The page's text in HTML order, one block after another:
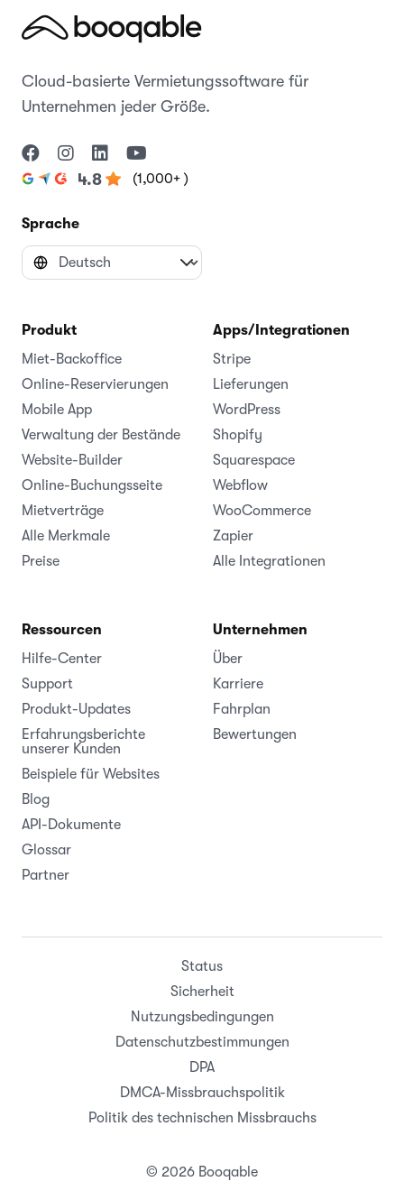
Cloud-basierte Vermietungssoftware für
Unternehmen jeder Größe.
4.8 (1,000+ )
Sprache
Produkt
Miet-Backoffice
Online-Reservierungen
Mobile App
Verwaltung der Bestände
Website-Builder
Online-Buchungsseite
Mietverträge
Alle Merkmale
Preise
Apps/Integrationen
Stripe
Lieferungen
WordPress
Shopify
Squarespace
Webflow
WooCommerce
Zapier
Alle Integrationen
Ressourcen
Hilfe-Center
Support
Produkt-Updates
Erfahrungsberichte
unserer Kunden
Beispiele für Websites
Blog
API-Dokumente
Glossar
Partner
Unternehmen
Über
Karriere
Fahrplan
Bewertungen
© 2026 Booqable
Status
Sicherheit
Nutzungsbedingungen
Datenschutzbestimmungen
DPA
DMCA-Missbrauchspolitik
Politik des technischen Missbrauchs